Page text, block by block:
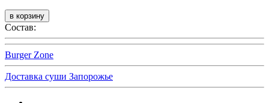
Состав:
Burger Zone
Доставка суши Запорожье